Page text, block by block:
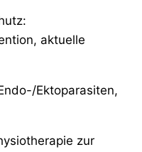
aktuelle
Ektoparasiten,
zur